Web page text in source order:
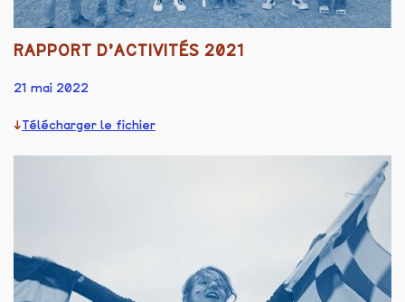
RAPPORT D’ACTIVITÉS 2021
21 mai 2022
Télécharger le fichier